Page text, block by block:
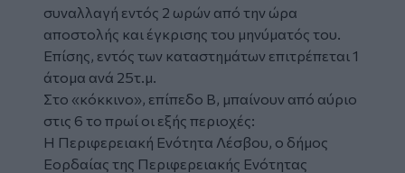
συναλλαγή εντός 2 ωρών από την ώρα
αποστολής και έγκρισης του μηνύματός του.
Επίσης, εντός των καταστημάτων επιτρέπεται 1
άτομα ανά 25τ.μ.
Στο «κόκκινο», επίπεδο Β, μπαίνουν από αύριο
στις 6 το πρωί οι εξής περιοχές:
Η Περιφερειακή Ενότητα Λέσβου, ο δήμος
Εορδαίας της Περιφερειακής Ενότητας